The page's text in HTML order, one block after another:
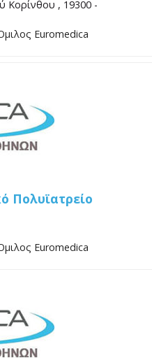
Κορίνθου , 19300 -
Euromedica
Πολυϊατρείο
Euromedica